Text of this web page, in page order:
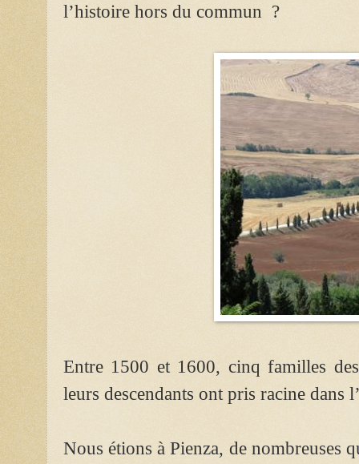
l’histoire hors du commun ?
Entre 1500 et 1600, cinq familles
leurs descendants ont pris racine dans
Nous étions à Pienza, de nombreuses